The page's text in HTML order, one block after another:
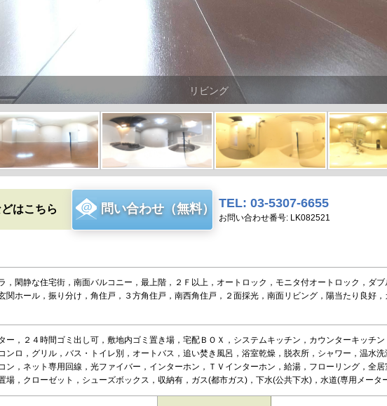
リビング
はこちら 問い合わせ（無料） TEL: 03-5307-6655
お問い合わせ番号: LK082521
，閑静な住宅街，南面バルコニー，最上階，２Ｆ以上，オートロック，モニタ付オートロック，ダ
関ホール，振り分け，角住戸，３方角住戸，南西角住戸，２面採光，南面リビング，陽当たり良好
ー，２４時間ゴミ出し可，敷地内ゴミ置き場，宅配ＢＯＸ，システムキッチン，カウンターキッチ
ンロ，グリル，バス・トイレ別，オートバス，追い焚き風呂，浴室乾燥，脱衣所，シャワー，温水
ン，ネット専用回線，光ファイバー，インターホン，ＴＶインターホン，給湯，フローリング，全
場，クローゼット，シューズボックス，収納有，ガス(都市ガス)，下水(公共下水)，水道(専用メータ